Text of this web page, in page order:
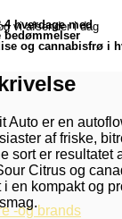
-og brands
vi afsender i dag
4 hverdage med
bedømmelser
og cannabisfrø i
Auto er en
af friske,
sort er resultatet
Citrus og
en kompakt og